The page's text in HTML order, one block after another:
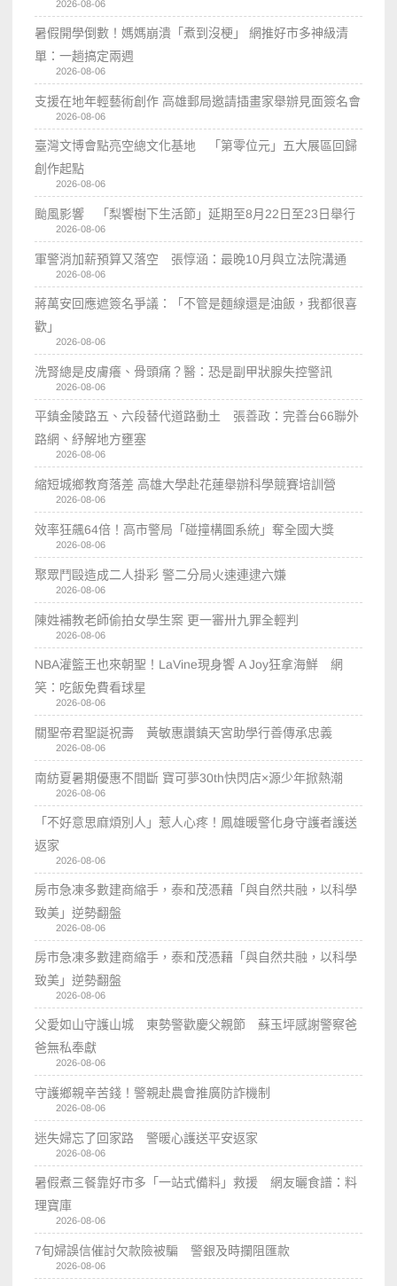
2026-08-06
暑假開學倒數！媽媽崩潰「煮到沒梗」 網推好市多神級清
單：一趟搞定兩週
2026-08-06
支援在地年輕藝術創作 高雄郵局邀請插畫家舉辦見面簽名會
2026-08-06
臺灣文博會點亮空總文化基地 「第零位元」五大展區回歸
創作起點
2026-08-06
颱風影響 「梨饗樹下生活節」延期至8月22日至23日舉行
2026-08-06
軍警消加薪預算又落空 張惇涵：最晚10月與立法院溝通
2026-08-06
蔣萬安回應遮簽名爭議：「不管是麵線還是油飯，我都很喜
歡」
2026-08-06
洗腎總是皮膚癢、骨頭痛？醫：恐是副甲狀腺失控警訊
2026-08-06
平鎮金陵路五、六段替代道路動土 張善政：完善台66聯外
路網、紓解地方壅塞
2026-08-06
縮短城鄉教育落差 高雄大學赴花蓮舉辦科學競賽培訓營
2026-08-06
效率狂飆64倍！高市警局「碰撞構圖系統」奪全國大獎
2026-08-06
聚眾鬥毆造成二人掛彩 警二分局火速連逮六嫌
2026-08-06
陳姓補教老師偷拍女學生案 更一審卅九罪全輕判
2026-08-06
NBA灌籃王也來朝聖！LaVine現身饗 A Joy狂拿海鮮 網
笑：吃飯免費看球星
2026-08-06
關聖帝君聖誕祝壽 黃敏惠讚鎮天宮助學行善傳承忠義
2026-08-06
南紡夏暑期優惠不間斷 寶可夢30th快閃店×源少年掀熱潮
2026-08-06
「不好意思麻煩別人」惹人心疼！鳳雄暖警化身守護者護送
返家
2026-08-06
房市急凍多數建商縮手，泰和茂憑藉「與自然共融，以科學
致美」逆勢翻盤
2026-08-06
房市急凍多數建商縮手，泰和茂憑藉「與自然共融，以科學
致美」逆勢翻盤
2026-08-06
父愛如山守護山城 東勢警歡慶父親節 蘇玉坪感謝警察爸
爸無私奉獻
2026-08-06
守護鄉親辛苦錢！警親赴農會推廣防詐機制
2026-08-06
迷失婦忘了回家路 警暖心護送平安返家
2026-08-06
暑假煮三餐靠好市多「一站式備料」救援 網友曬食譜：料
理寶庫
2026-08-06
7旬婦誤信催討欠款險被騙 警銀及時攔阻匯款
2026-08-06